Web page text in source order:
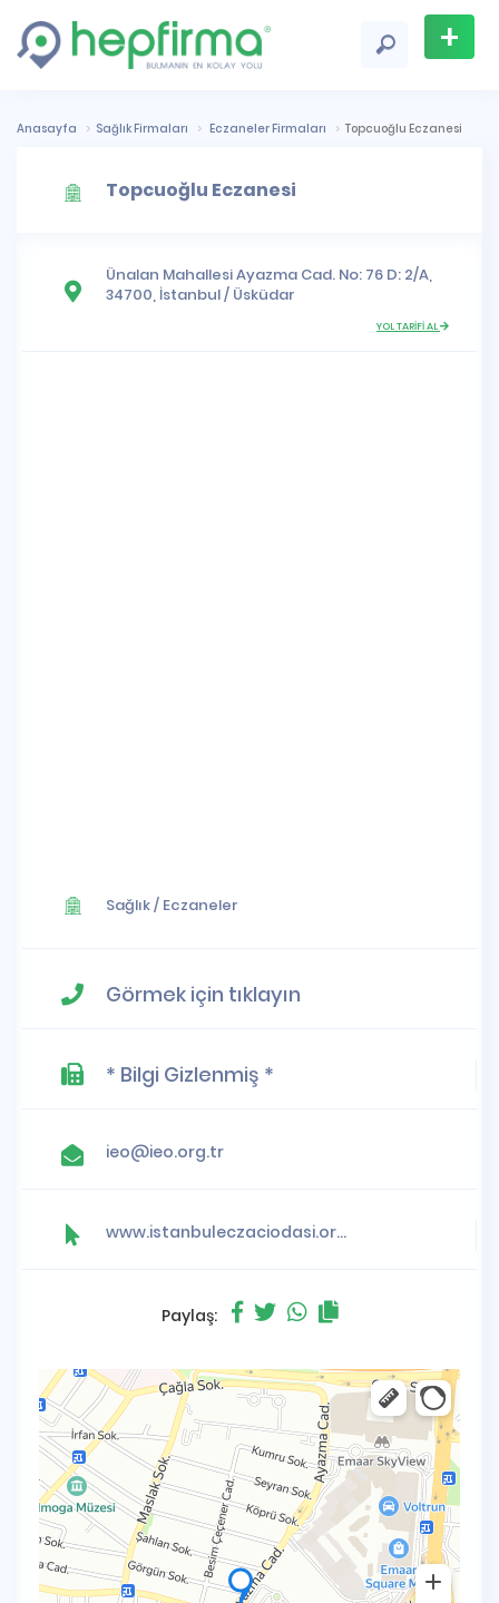
+
Ekle
Anasayfa Sağlık Firmaları Eczaneler Firmaları Topcuoğlu Eczanesi
Topcuoğlu Eczanesi
Ünalan MahallesiAyazma Cad. No: 76 D: 2/A,
34700, İstanbul/ Üsküdar
YOL TARİFİ AL
Sağlık/ Eczaneler
Görmek için tıklayın
* Bilgi Gizlenmiş *
ieo@ieo.org.tr
www.istanbuleczaciodasi.org.tr
Paylaş: